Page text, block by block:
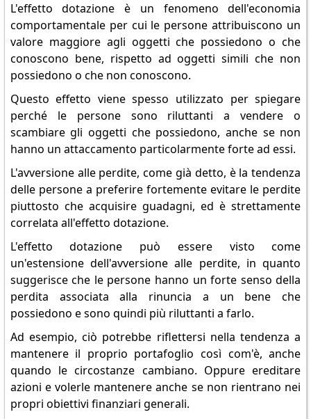
L'effetto dotazione è un fenomeno dell'economia
comportamentale per cui le persone attribuiscono un
valore maggiore agli oggetti che possiedono o che
conoscono bene, rispetto ad oggetti simili che non
possiedono o che non conoscono.
Questo effetto viene spesso utilizzato per spiegare
perché le persone sono riluttanti a vendere o
scambiare gli oggetti che possiedono, anche se non
hanno un attaccamento particolarmente forte ad essi.
L'avversione alle perdite, come già detto, è la tendenza
delle persone a preferire fortemente evitare le perdite
piuttosto che acquisire guadagni, ed è strettamente
correlata all'effetto dotazione.
L'effetto dotazione può essere visto come
un'estensione dell'avversione alle perdite, in quanto
suggerisce che le persone hanno un forte senso della
perdita associata alla rinuncia a un bene che
possiedono e sono quindi più riluttanti a farlo.
Ad esempio, ciò potrebbe riflettersi nella tendenza a
mantenere il proprio portafoglio così com'è, anche
quando le circostanze cambiano. Oppure ereditare
azioni e volerle mantenere anche se non rientrano nei
propri obiettivi finanziari generali.